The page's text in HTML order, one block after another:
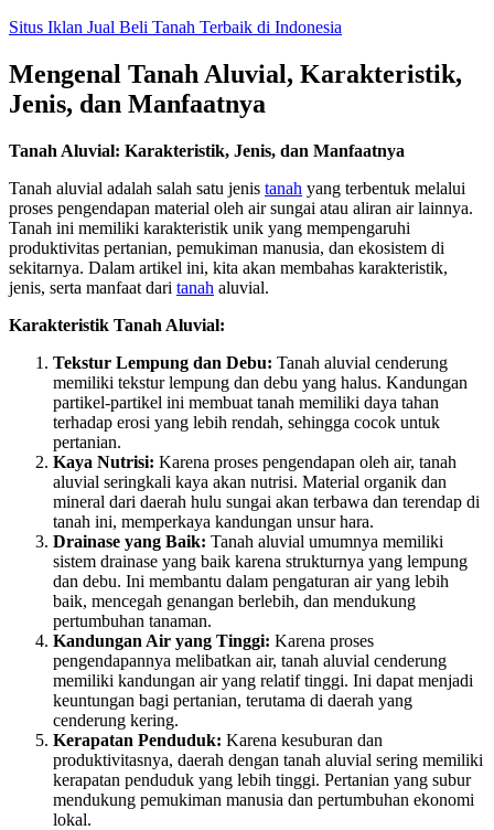
Skip
content
Situs Iklan Jual Beli Tanah Terbaik di Indonesia
Mengenal Tanah Aluvial, Karakteristik,
Jenis, dan Manfaatnya
Tanah Aluvial: Karakteristik, Jenis, dan Manfaatnya
Tanah aluvial adalah salah satu jenis tanah yang terbentuk melalui
proses pengendapan material oleh air sungai atau aliran air lainnya.
Tanah ini memiliki karakteristik unik yang mempengaruhi
produktivitas pertanian, pemukiman manusia, dan ekosistem di
sekitarnya. Dalam artikel ini, kita akan membahas karakteristik,
jenis, serta manfaat dari tanah aluvial.
Karakteristik Tanah Aluvial:
Tekstur Lempung dan Debu: Tanah aluvial cenderung
memiliki tekstur lempung dan debu yang halus. Kandungan
partikel-partikel ini membuat tanah memiliki daya tahan
terhadap erosi yang lebih rendah, sehingga cocok untuk
pertanian.
Kaya Nutrisi: Karena proses pengendapan oleh air, tanah
aluvial seringkali kaya akan nutrisi. Material organik dan
mineral dari daerah hulu sungai akan terbawa dan terendap di
tanah ini, memperkaya kandungan unsur hara.
Drainase yang Baik: Tanah aluvial umumnya memiliki
sistem drainase yang baik karena strukturnya yang lempung
dan debu. Ini membantu dalam pengaturan air yang lebih
baik, mencegah genangan berlebih, dan mendukung
pertumbuhan tanaman.
Kandungan Air yang Tinggi: Karena proses
pengendapannya melibatkan air, tanah aluvial cenderung
memiliki kandungan air yang relatif tinggi. Ini dapat menjadi
keuntungan bagi pertanian, terutama di daerah yang
cenderung kering.
Kerapatan Penduduk: Karena kesuburan dan
produktivitasnya, daerah dengan tanah aluvial sering memiliki
kerapatan penduduk yang lebih tinggi. Pertanian yang subur
mendukung pemukiman manusia dan pertumbuhan ekonomi
lokal.